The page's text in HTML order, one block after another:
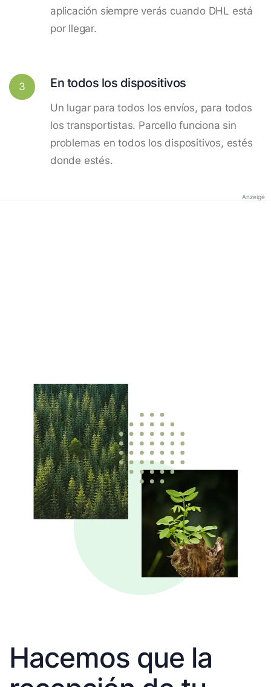
aplicación siempre verás cuando DHL está
por llegar.
3 En todos los dispositivos
Un lugar para todos los envíos, para todos
los transportistas. Parcello funciona sin
problemas en todos los dispositivos, estés
donde estés.
Anzeige
Hacemos que la